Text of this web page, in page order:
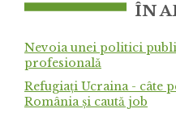
ÎN
Nevoia unei politici
profesională
Refugiați Ucraina - câte
România și caută job